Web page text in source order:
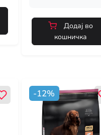
Додај во
кошничка
-12%